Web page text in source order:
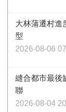
大林蒲遷村
型
2026-08-06
縫合都市最
聯
2026-08-04